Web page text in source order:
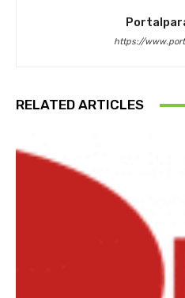
https://
RELATED ARTICLES